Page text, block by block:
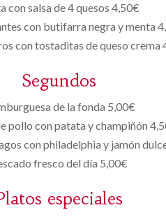
con salsa de 4 quesos 4,50€
con butifarra negra y menta
con tostaditas de queso crema
Segundos
de la fonda 5,00€
pollo con patata y champiñón
con philadelphia y jamón
fresco del día 5,00€
especiales